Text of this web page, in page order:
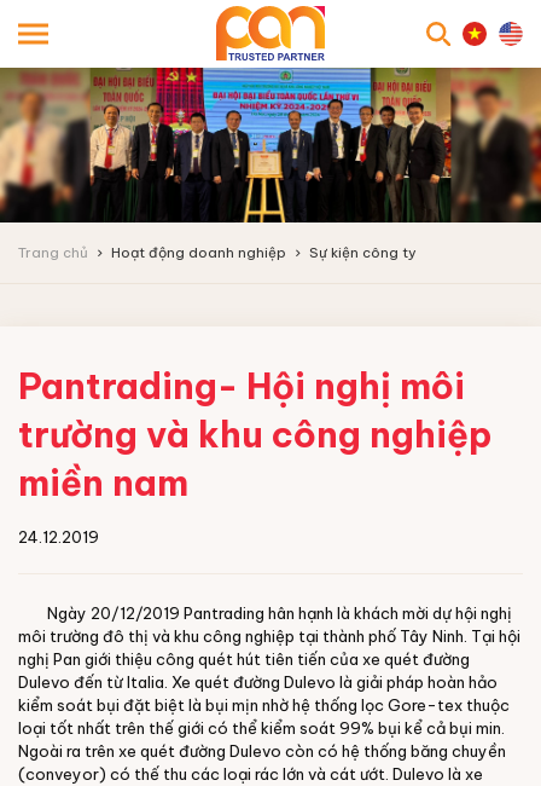
Trang chủ Hoạt động doanh nghiệp Sự kiện công ty
Pantrading- Hội nghị môi
trường và khu công nghiệp
miền nam
24.12.2019
Ngày 20/12/2019 Pantrading hân hạnh là khách mời dự hội nghị
môi trường đô thị và khu công nghiệp tại thành phố Tây Ninh. Tại hội
nghị Pan giới thiệu công quét hút tiên tiến của xe quét đường
Dulevo đến từ Italia. Xe quét đường Dulevo là giải pháp hoàn hảo
kiểm soát bụi đặt biệt là bụi mịn nhờ hệ thống lọc Gore-tex thuộc
loại tốt nhất trên thế giới có thể kiểm soát 99% bụi kể cả bụi min.
Ngoài ra trên xe quét đường Dulevo còn có hệ thống băng chuyền
(conveyor) có thế thu các loại rác lớn và cát ướt. Dulevo là xe